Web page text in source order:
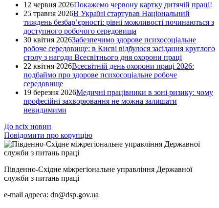
12 червня 2026Покажемо червону картку дитячій праці!
25 травня 2026В Україні стартував Національний
тиждень безбар’єрності: рівні можливості починаються з
доступного робочого середовища
30 квітня 2026Забезпечимо здорове психосоціальне
робоче середовище: в Києві відбулося засідання круглого
столу з нагоди Всесвітнього дня охорони праці
22 квітня 2026Всесвітній день охорони праці 2026:
подбаймо про здорове психосоціальне робоче
середовище
19 березня 2026Медичні працівники в зоні ризику: чому
професійні захворювання не можна залишати
невидимими
До всіх новин
Повідомити про корупцію
Південно-Східне міжрегіональне управління Державної
служби з питань праці
e-mail адреса: dn@dsp.gov.ua